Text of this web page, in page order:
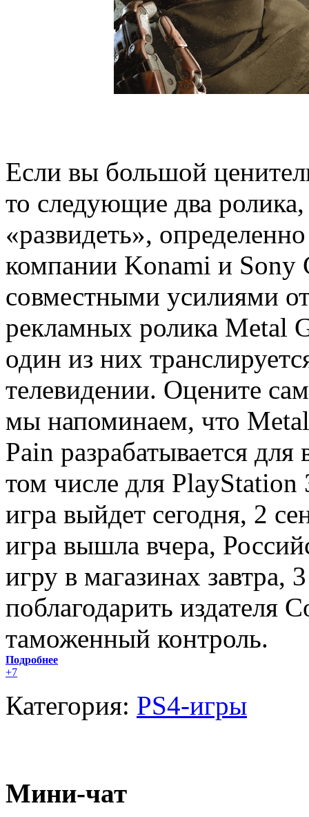
Если вы большой
то следующие два
«развидеть»,
компании Konami и Sony
совместными усилиями
рекламных ролика Metal
один из них
телевидении. Оцените
мы напоминаем, что
Pain разрабатывается
том числе для
игра выйдет сегодня, 2
игра вышла вчера,
игру в магазинах завтра,
поблагодарить издателя
таможенный контроль.
Подробнее
+7
Категория: PS4-игры
Мини-чат